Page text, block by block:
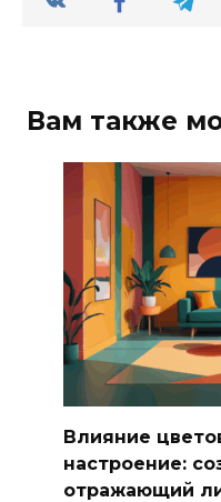
Вам также
Влияние
настроение:
отражающий